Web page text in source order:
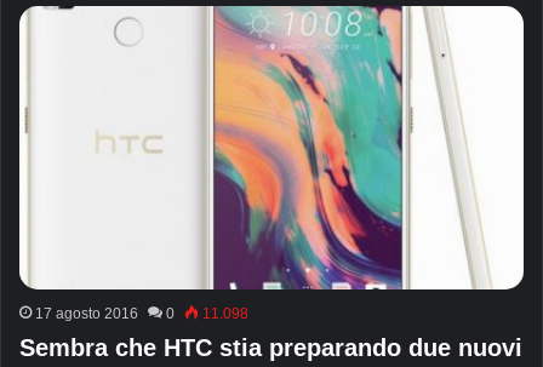
17 agosto 2016 0 11.098
Sembra che HTC stia preparando due nuovi